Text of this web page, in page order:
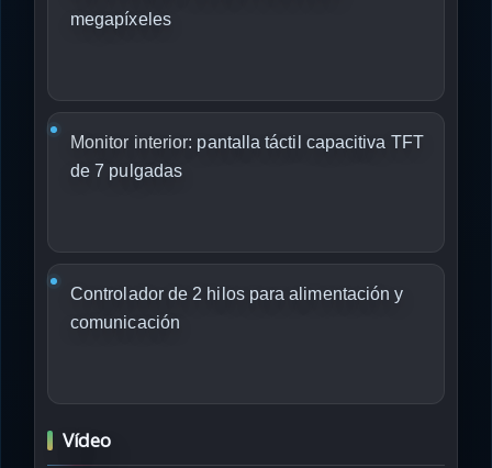
megapíxeles
Monitor interior: pantalla táctil capacitiva TFT
de 7 pulgadas
Controlador de 2 hilos para alimentación y
comunicación
Vídeo